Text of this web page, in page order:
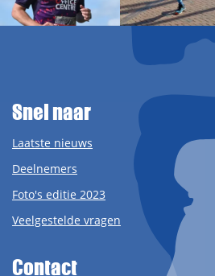
Snel naar
Laatste nieuws
Deelnemers
Foto's editie 2023
Veelgestelde vragen
Contact